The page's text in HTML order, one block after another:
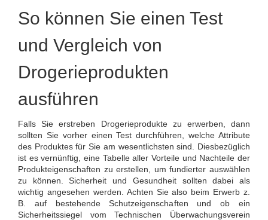
So können Sie einen Test
und Vergleich von
Drogerieprodukten
ausführen
Falls Sie erstreben Drogerieprodukte zu erwerben, dann
sollten Sie vorher einen Test durchführen, welche Attribute
des Produktes für Sie am wesentlichsten sind. Diesbezüglich
ist es vernünftig, eine Tabelle aller Vorteile und Nachteile der
Produkteigenschaften zu erstellen, um fundierter auswählen
zu können. Sicherheit und Gesundheit sollten dabei als
wichtig angesehen werden. Achten Sie also beim Erwerb z.
B. auf bestehende Schutzeigenschaften und ob ein
Sicherheitssiegel vom Technischen Überwachungsverein